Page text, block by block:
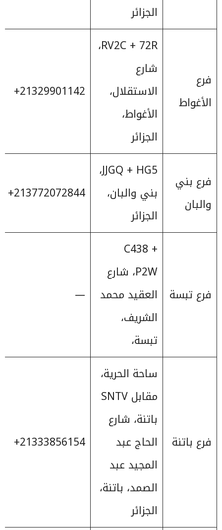
الجزائر
فرع
الأغواط
RV2C + 72R،
شارع
الاستقلال،
الأغواط،
الجزائر
‎+21329901142
فرع بني
والبان
JJGQ + HG5،
بني والبان،
الجزائر
‎+213772072844
فرع تبسة
C438 +
P2W، شارع
العقيد محمد
الشريف،
تبسة،
—
فرع باتنة
ساحة الحرية،
مقابل SNTV
باتنة، شارع
الحاج عبد
المجيد عبد
الصمد، باتنة،
الجزائر
‎+21333856154